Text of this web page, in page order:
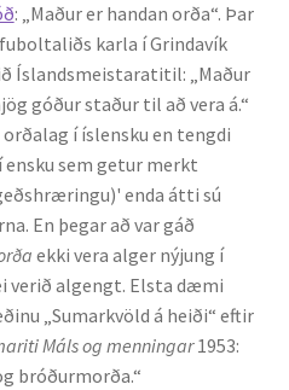
: „Maður er handan orða“. Þar
karla í Grindavík
Íslandsmeistaratitil: „Maður
góður staður til að vera á.“
í íslensku en tengdi
í ensku sem getur merkt
enda átti sú
En þegar að var gáð
ekki vera alger nýjung í
verið algengt. Elsta dæmi
„Sumarkvöld á heiði“ eftir
Máls og menningar1953:
bróðurmorða.“